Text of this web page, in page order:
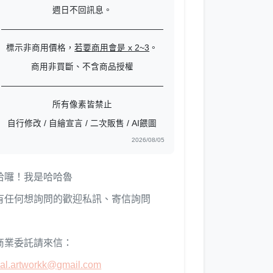
週日不回訊息。
———————————————————
標示非商用價格，若要商用會是 x 2~3 。
商用非買斷、不含商品授權
———————————————————
所有像素皆禁止
自行修改 / 自繪宣言 / 二次販售 / AI餵圖
2026/08/05
囉！我是哈哈魯
任何想詢問的歡迎私訊、寄信詢問
業委託請來信：